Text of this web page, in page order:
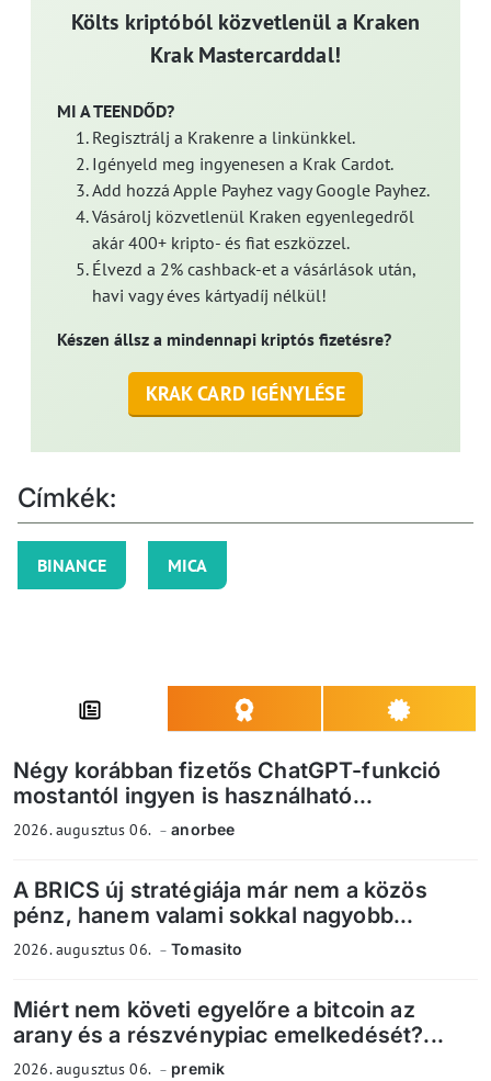
Költs kriptóból közvetlenül a Kraken
Krak Mastercarddal!
MI A TEENDŐD?
Regisztrálj a Krakenre a linkünkkel.
Igényeld meg ingyenesen a Krak Cardot.
Add hozzá Apple Payhez vagy Google Payhez.
Vásárolj közvetlenül Kraken egyenlegedről
akár 400+ kripto- és fiat eszközzel.
Élvezd a 2% cashback-et a vásárlások után,
havi vagy éves kártyadíj nélkül!
Készen állsz a mindennapi kriptós fizetésre?
KRAK CARD IGÉNYLÉSE
Címkék:
BINANCE MICA
Négy korábban fizetős ChatGPT-funkció
mostantól ingyen is használható...
2026. augusztus 06. anorbee
A BRICS új stratégiája már nem a közös
pénz, hanem valami sokkal nagyobb...
2026. augusztus 06. Tomasito
Miért nem követi egyelőre a bitcoin az
arany és a részvénypiac emelkedését?...
2026. augusztus 06. premik